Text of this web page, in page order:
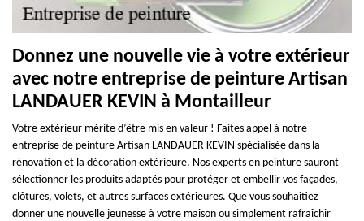
Donnez une nouvelle vie à votre extérieur
avec notre entreprise de peinture Artisan
LANDAUER KEVIN à Montailleur
Votre extérieur mérite d’être mis en valeur ! Faites appel à notre
entreprise de peinture Artisan LANDAUER KEVIN spécialisée dans la
rénovation et la décoration extérieure. Nos experts en peinture sauront
sélectionner les produits adaptés pour protéger et embellir vos façades,
clôtures, volets, et autres surfaces extérieures. Que vous souhaitiez
donner une nouvelle jeunesse à votre maison ou simplement rafraîchir